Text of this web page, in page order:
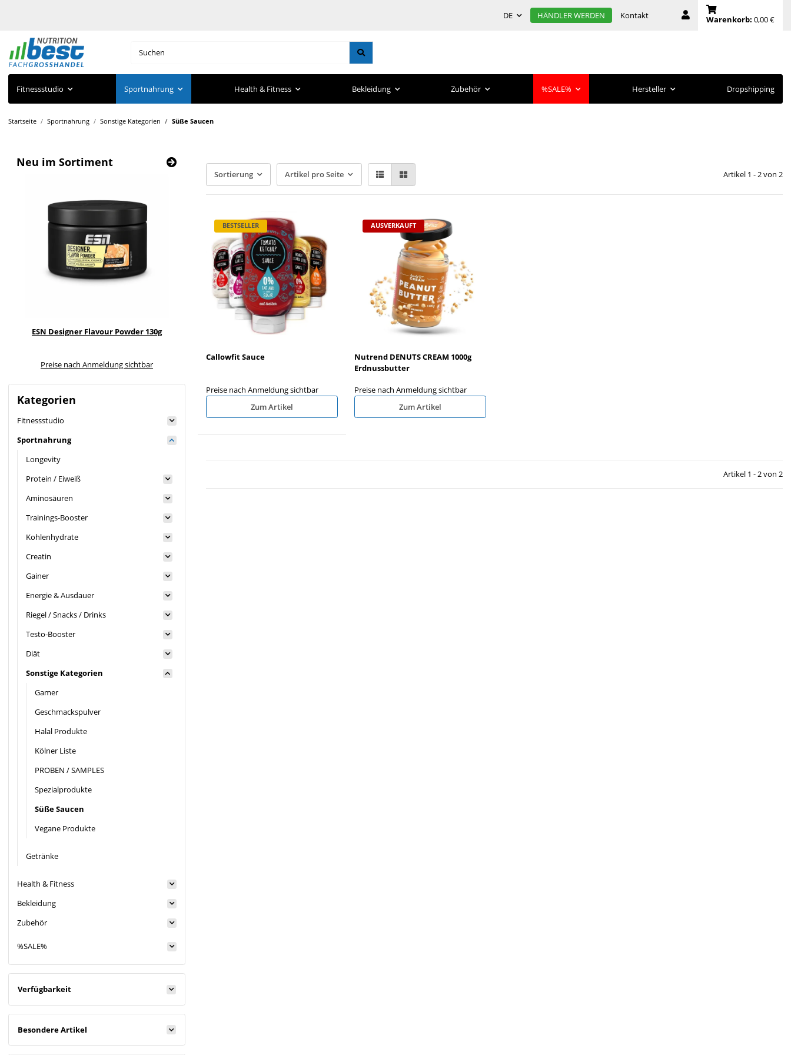
DE HÄNDLER WERDEN Kontakt Warenkorb: 0,00 €
Fitnessstudio Sportnahrung Health & Fitness Bekleidung Zubehör %SALE% Hersteller Dropshipping
Startseite Sportnahrung Sonstige Kategorien Süße Saucen
Sortierung Artikel pro Seite Artikel 1 - 2 von 2
BESTSELLER
Callowfit Sauce
Preise nach Anmeldung sichtbar
Zum Artikel
AUSVERKAUFT
Nutrend DENUTS CREAM 1000g
Erdnussbutter
Preise nach Anmeldung sichtbar
Zum Artikel
Artikel 1 - 2 von 2
Neu im Sortiment
ESN Designer Flavour Powder 130g
Preise nach Anmeldung sichtbar
Olimp L-Carnitine + Caffeine Extreme
VERP.KARTON
ESN HydroEnergy (Elektrolyte)
Preise nach Anmeldung sichtbar
Kategorien
Fitnessstudio
Sportnahrung
Longevity
Protein / Eiweiß
Aminosäuren
Trainings-Booster
Kohlenhydrate
Creatin
Gainer
Energie & Ausdauer
Riegel / Snacks / Drinks
Testo-Booster
Diät
Sonstige Kategorien
Gamer
Geschmackspulver
Halal Produkte
Kölner Liste
PROBEN / SAMPLES
Spezialprodukte
Süße Saucen
Vegane Produkte
Getränke
Health & Fitness
Bekleidung
Zubehör
%SALE%
Verfügbarkeit
Besondere Artikel